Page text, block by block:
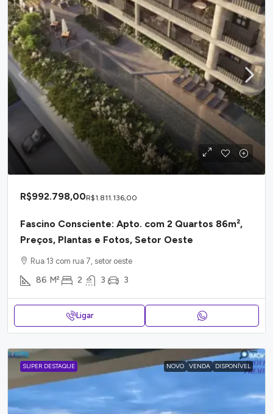
R$992.798,00R$1.811.136,00
Fascino Consciente: Apto. com 2 Quartos 86m²,
Preços, Plantas e Fotos, Setor Oeste
Rua 13 com rua 7, setor oeste
86 M² 2 3 3
Ligar
SUPER DESTAQUE NOVO VENDA DISPONÍVEL